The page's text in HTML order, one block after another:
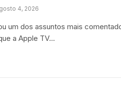
4, 2026
um dos assuntos mais
a Apple TV…